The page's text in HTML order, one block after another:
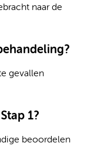
naar de
gevallen
1?
beoordelen